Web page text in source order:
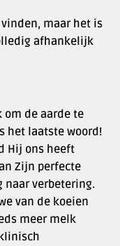
maar het is
afhankelijk
om de aarde te
het laatste woord!
Hij ons heeft
Zijn perfecte
naar verbetering.
van de koeien
meer melk